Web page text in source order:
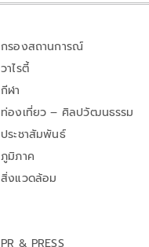
กรองสถานการณ์
วาไรตี้
กีฬา
ท่องเที่ยว – ศิลปวัฒนธรรม
ประชาสัมพันธ์
ภูมิภาค
สิ่งแวดล้อม
PR & PRESS